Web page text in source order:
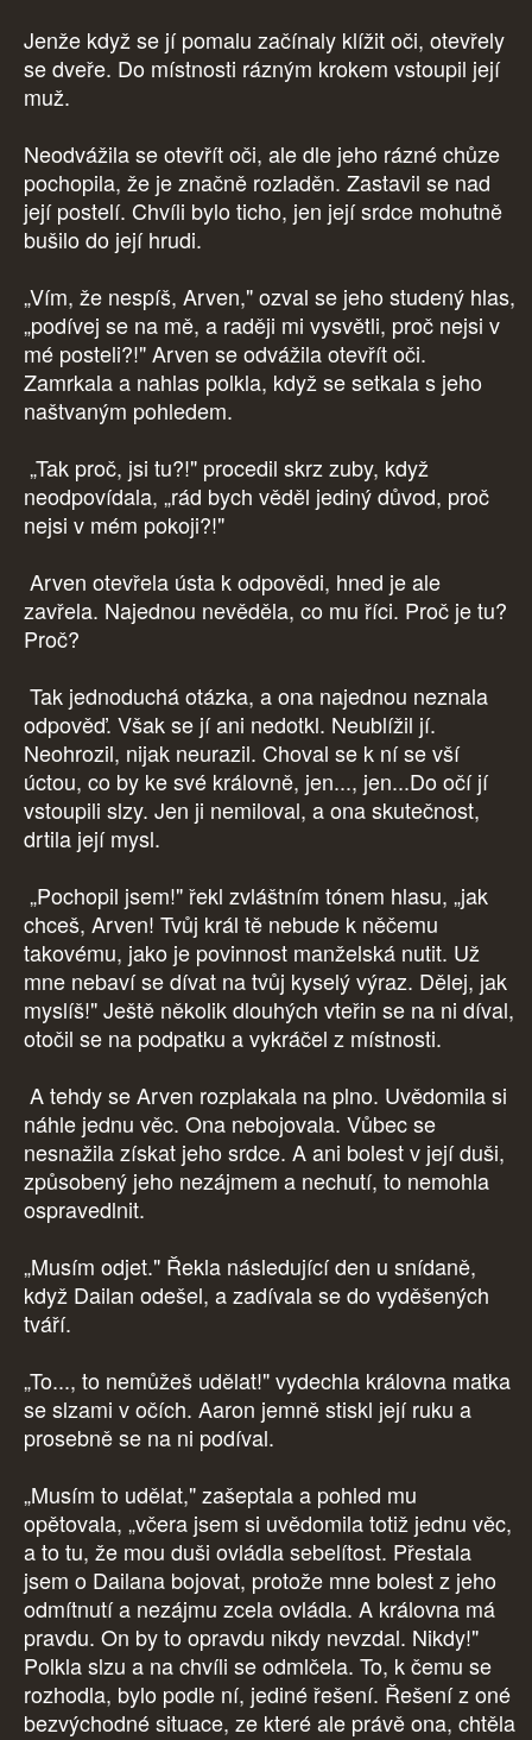
Jenže když se jí pomalu začínaly klížit oči, otevřely
se dveře. Do místnosti rázným krokem vstoupil její
muž.
Neodvážila se otevřít oči, ale dle jeho rázné chůze
pochopila, že je značně rozladěn. Zastavil se nad
její postelí. Chvíli bylo ticho, jen její srdce mohutně
bušilo do její hrudi.
„Vím, že nespíš, Arven," ozval se jeho studený hlas,
„podívej se na mě, a raději mi vysvětli, proč nejsi v
mé posteli?!" Arven se odvážila otevřít oči.
Zamrkala a nahlas polkla, když se setkala s jeho
naštvaným pohledem.
„Tak proč, jsi tu?!" procedil skrz zuby, když
neodpovídala, „rád bych věděl jediný důvod, proč
nejsi v mém pokoji?!"
Arven otevřela ústa k odpovědi, hned je ale
zavřela. Najednou nevěděla, co mu říci. Proč je tu?
Proč?
Tak jednoduchá otázka, a ona najednou neznala
odpověď. Však se jí ani nedotkl. Neublížil jí.
Neohrozil, nijak neurazil. Choval se k ní se vší
úctou, co by ke své královně, jen..., jen...Do očí jí
vstoupili slzy. Jen ji nemiloval, a ona skutečnost,
drtila její mysl.
„Pochopil jsem!" řekl zvláštním tónem hlasu, „jak
chceš, Arven! Tvůj král tě nebude k něčemu
takovému, jako je povinnost manželská nutit. Už
mne nebaví se dívat na tvůj kyselý výraz. Dělej, jak
myslíš!" Ještě několik dlouhých vteřin se na ni díval,
otočil se na podpatku a vykráčel z místnosti.
A tehdy se Arven rozplakala na plno. Uvědomila si
náhle jednu věc. Ona nebojovala. Vůbec se
nesnažila získat jeho srdce. A ani bolest v její duši,
způsobený jeho nezájmem a nechutí, to nemohla
ospravedlnit.
„Musím odjet." Řekla následující den u snídaně,
když Dailan odešel, a zadívala se do vyděšených
tváří.
„To..., to nemůžeš udělat!" vydechla královna matka
se slzami v očích. Aaron jemně stiskl její ruku a
prosebně se na ni podíval.
„Musím to udělat," zašeptala a pohled mu
opětovala, „včera jsem si uvědomila totiž jednu věc,
a to tu, že mou duši ovládla sebelítost. Přestala
jsem o Dailana bojovat, protože mne bolest z jeho
odmítnutí a nezájmu zcela ovládla. A královna má
pravdu. On by to opravdu nikdy nevzdal. Nikdy!"
Polkla slzu a na chvíli se odmlčela. To, k čemu se
rozhodla, bylo podle ní, jediné řešení. Řešení z oné
bezvýchodné situace, ze které ale právě ona, chtěla